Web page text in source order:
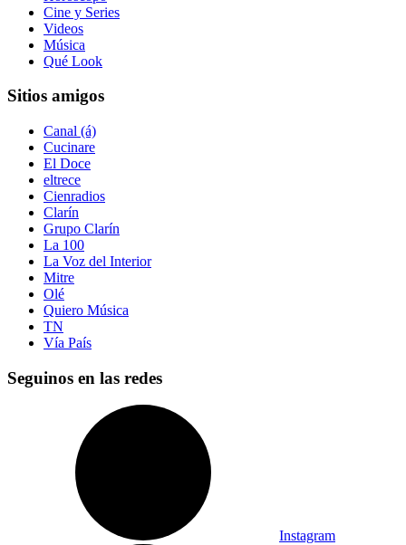
Cine y Series
Videos
Música
Qué Look
Sitios amigos
Canal (á)
Cucinare
El Doce
eltrece
Cienradios
Clarín
Grupo Clarín
La 100
La Voz del Interior
Mitre
Olé
Quiero Música
TN
Vía País
Seguinos en las redes
Instagram